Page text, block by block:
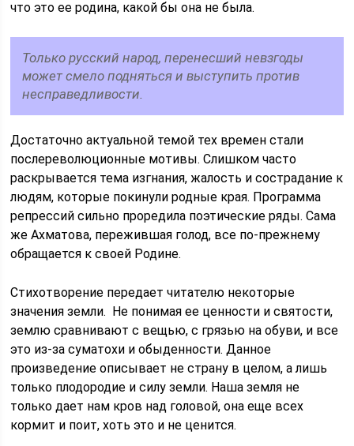
что это ее родина, какой бы она не была.
Только русский народ, перенесший невзгоды
может смело подняться и выступить против
несправедливости.
Достаточно актуальной темой тех времен стали
послереволюционные мотивы. Слишком часто
раскрывается тема изгнания, жалость и сострадание к
людям, которые покинули родные края. Программа
репрессий сильно проредила поэтические ряды. Сама
же Ахматова, пережившая голод, все по-прежнему
обращается к своей Родине.
Стихотворение передает читателю некоторые
значения земли. Не понимая ее ценности и святости,
землю сравнивают с вещью, с грязью на обуви, и все
это из-за суматохи и обыденности. Данное
произведение описывает не страну в целом, а лишь
только плодородие и силу земли. Наша земля не
только дает нам кров над головой, она еще всех
кормит и поит, хоть это и не ценится.